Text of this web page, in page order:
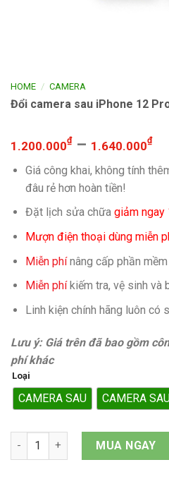
HOME / CAMERA
Đổi camera sau iPhone 12
1.200.000₫– 1.640.000₫
Giá công khai, không tính
đâu rẻ hơn hoàn tiền!
Đặt lịch sửa chữa giảm ngay
Mượn điện thoại dùng miễn
Miễn phínâng cấp phần mềm
Miễn phíkiếm tra, vệ sinh và
Linh kiện chính hãng luôn có
Lưu ý: Giá trên đã bao gồm
phí khác
Loại
CAMERA SAU CAMERA
Đổi camera sau iPhone 12 Pro
MUA NGAY